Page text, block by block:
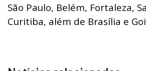
São Paulo, Belém, Fortaleza,
Curitiba, além de Brasília e